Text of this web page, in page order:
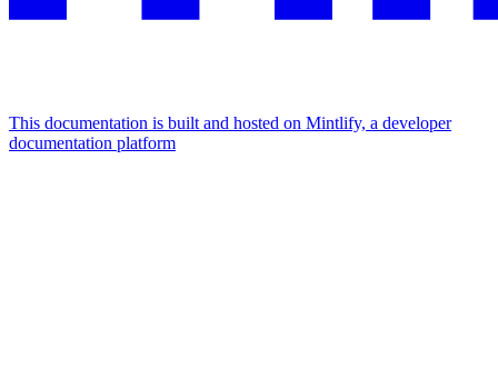
This documentation is built and hosted on Mintlify, a developer
documentation platform